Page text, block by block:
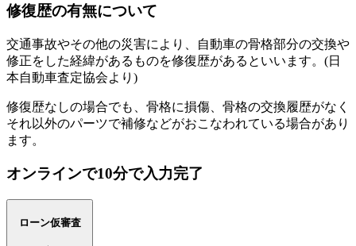
修復歴の有無について
交通事故やその他の災害により、自動車の骨格部分の交換や
修正をした経緯があるものを修復歴があるといいます。(日
本自動車査定協会より)
修復歴なしの場合でも、骨格に損傷、骨格の交換履歴がなく
それ以外のパーツで補修などがおこなわれている場合があり
ます。
オンラインで10分で入力完了
ローン仮審査